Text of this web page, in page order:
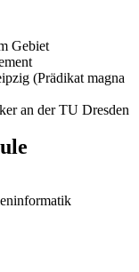
Gebiet
(Prädikat magna
an der TU Dresden